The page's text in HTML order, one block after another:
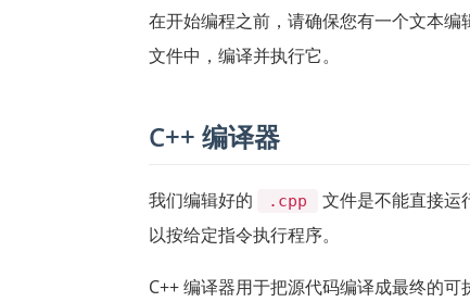
在开始编程之前，请确保您有一个文本
文件中，编译并执行它。
C++ 编译器
我们编辑好的 .cpp 文件是不能直接
以按给定指令执行程序。
C++ 编译器用于把源代码编译成最终的